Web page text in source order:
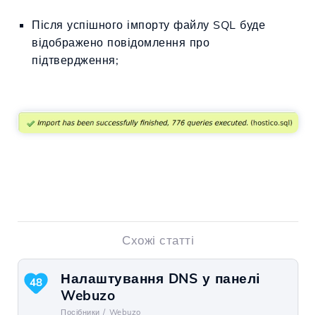
Після успішного імпорту файлу SQL буде
відображено повідомлення про
підтвердження;
Схожі статті
Налаштування DNS у панелі
Webuzo
Посібники / Webuzo
48